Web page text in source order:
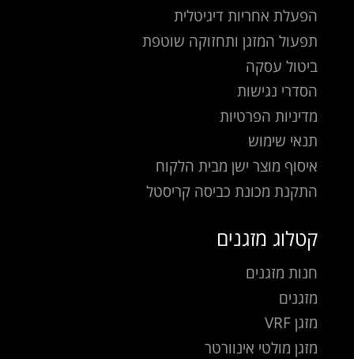
הפעלת אחריות דיגיטלית
תפעול המזגן ותחזוקה שוטפת
ביטול עסקה
הסדרי נגישות
מדיניות הפרטיות
תנאי שימוש
איסוף מוצר ישן מבית הלקוח
התקנת מכונת כביסה קריסטל
קטלוג מזגנים
חנות מזגנים
מזגנים
מזגן VRF
מזגן מולטי אינוורטר